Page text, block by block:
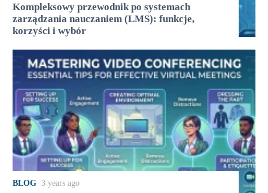
Kompleksowy przewodnik po systemach
zarządzania nauczaniem (LMS): funkcje,
korzyści i wybór
BLOG 3 years ago